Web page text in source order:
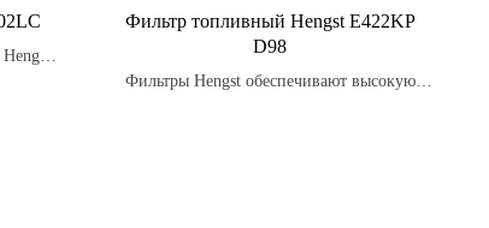
Фильтр топливный Hengst E422KP
D98
Фильтры Hengst обеспечивают высокую